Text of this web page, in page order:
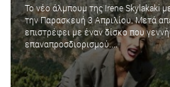
Το νέο άλμπουμ της Irene Skylakaki
την Παρασκευή 3 Απριλίου. Μετά
επιστρέφει με έναν δίσκο που
επαναπροσδιορισμού....